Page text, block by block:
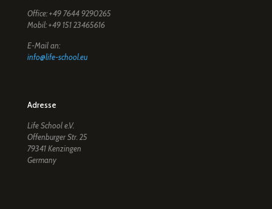
Office: +49 7644 9290265
Mobil: +49 151 23465616
E-Mail an:
info@life-school.eu
Adresse
Life School e.V.
Offenburger Str. 25
79341 Kenzingen
Germany